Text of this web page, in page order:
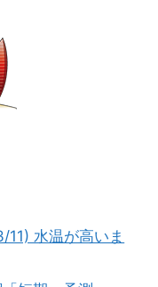
水温が高いま